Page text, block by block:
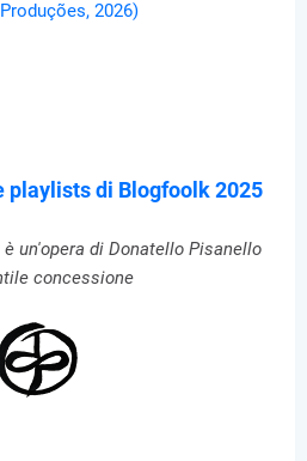
2026)
playlists di Blogfoolk 2025
un'opera di Donatello Pisanello
concessione